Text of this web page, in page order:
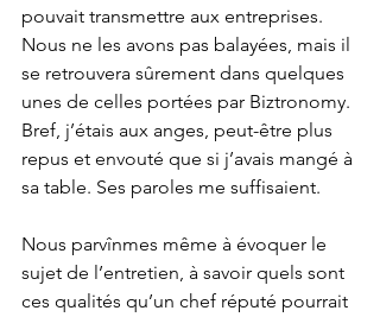
pouvait transmettre aux entreprises.
Nous ne les avons pas balayées, mais il
se retrouvera sûrement dans quelques
unes de celles portées par Biztronomy.
Bref, j’étais aux anges, peut-être plus
repus et envouté que si j’avais mangé à
sa table. Ses paroles me suffisaient.
Nous parvînmes même à évoquer le
sujet de l’entretien, à savoir quels sont
ces qualités qu’un chef réputé pourrait